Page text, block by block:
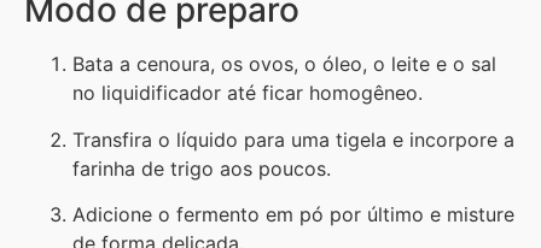
Modo de preparo
Bata a cenoura, os ovos, o óleo, o leite e o sal
no liquidificador até ficar homogêneo.
Transfira o líquido para uma tigela e incorpore a
farinha de trigo aos poucos.
Adicione o fermento em pó por último e misture